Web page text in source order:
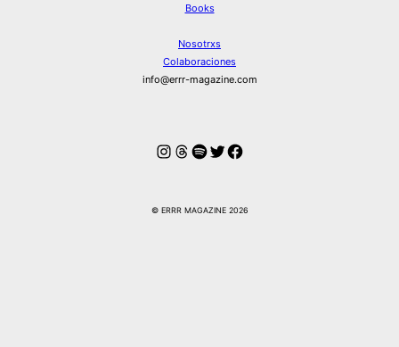
Books
Nosotrxs
Colaboraciones
info@errr-magazine.com
Instagram
Hilos
Spotify
Twitter
Facebook
© ERRR MAGAZINE 2026